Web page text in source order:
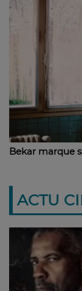
Bekar marque
ACTU